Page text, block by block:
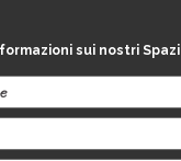
sui nostri Spazi